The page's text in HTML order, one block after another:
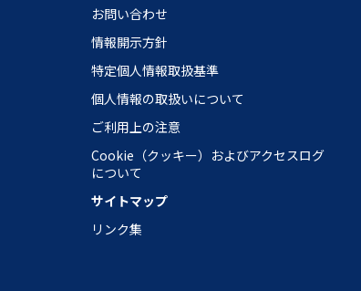
お問い合わせ
情報開示方針
特定個人情報取扱基準
個人情報の取扱いについて
ご利用上の注意
Cookie（クッキー）およびアクセスログ
について
サイトマップ
リンク集